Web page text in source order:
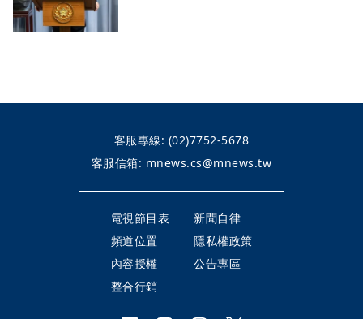
客服專線: (02)7752-5678
客服信箱: mnews.cs@mnews.tw
電視節目表
新聞自律
頻道位置
隱私權政策
內容授權
公告專區
整合行銷